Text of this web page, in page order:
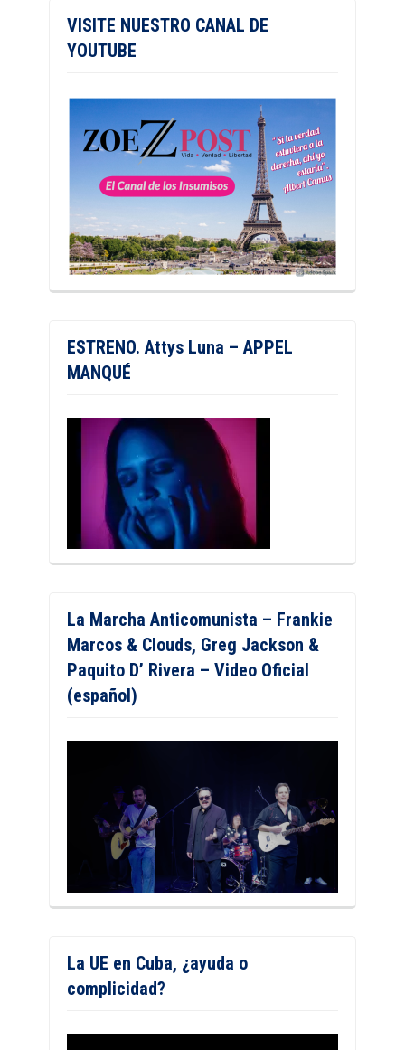
VISITE NUESTRO CANAL DE
YOUTUBE
ESTRENO. Attys Luna – APPEL
MANQUÉ
La Marcha Anticomunista – Frankie
Marcos & Clouds, Greg Jackson &
Paquito D’ Rivera – Video Oficial
(español)
La UE en Cuba, ¿ayuda o
complicidad?